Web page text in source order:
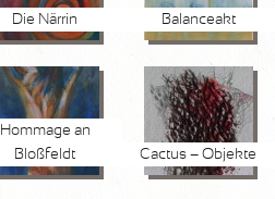
Die Närrin Balanceakt
Hommage an
Bloßfeldt
Cactus – Objekte